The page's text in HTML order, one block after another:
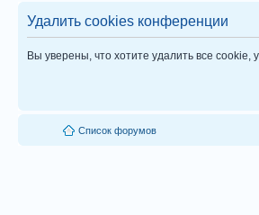
Удалить cookies конференции
Вы уверены, что хотите удалить все
Список форумов